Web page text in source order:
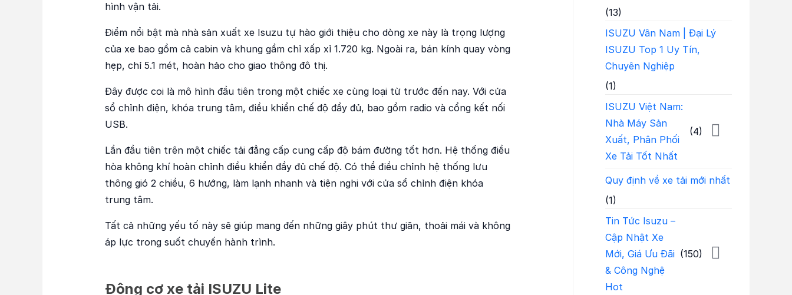
hình vận tải.
Điểm nổi bật mà nhà sản xuất xe Isuzu tự hào giới thiệu cho dòng xe này là trọng lượng
của xe bao gồm cả cabin và khung gầm chỉ xấp xỉ 1.720 kg. Ngoài ra, bán kính quay vòng
hẹp, chỉ 5.1 mét, hoàn hảo cho giao thông đô thị.
Đây được coi là mô hình đầu tiên trong một chiếc xe cùng loại từ trước đến nay. Với cửa
sổ chỉnh điện, khóa trung tâm, điều khiển chế độ đầy đủ, bao gồm radio và cổng kết nối
USB.
Lần đầu tiên trên một chiếc tải đẳng cấp cung cấp độ bám đường tốt hơn. Hệ thống điều
hòa không khí hoàn chỉnh điều khiển đầy đủ chế độ. Có thể điều chỉnh hệ thống lưu
thông gió 2 chiều, 6 hướng, làm lạnh nhanh và tiện nghi với cửa sổ chỉnh điện khóa
trung tâm.
Tất cả những yếu tố này sẽ giúp mang đến những giây phút thư giãn, thoải mái và không
áp lực trong suốt chuyến hành trình.
Động cơ xe tải ISUZU Lite
(13)
ISUZU Vân Nam | Đại Lý
ISUZU Top 1 Uy Tín,
Chuyên Nghiệp
(1)
ISUZU Việt Nam:
Nhà Máy Sản
Xuất, Phân Phối
Xe Tải Tốt Nhất
(4)
Quy định về xe tải mới nhất
(1)
Tin Tức Isuzu –
Cập Nhật Xe
Mới, Giá Ưu Đãi
& Công Nghệ
Hot
(150)